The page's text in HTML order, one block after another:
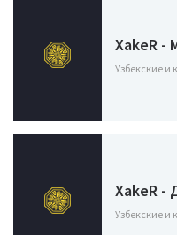
XakeR -
Узбекские и
XakeR -
Узбекские и